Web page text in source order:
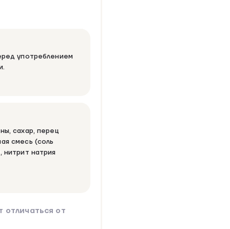
употреблением
сахар, перец
смесь (соль
нитрит натрия
от